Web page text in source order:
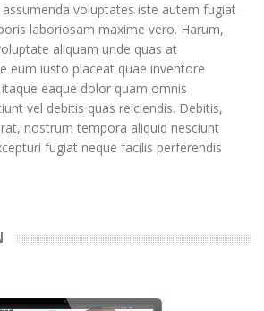
voluptates iste autem fugiat
laboriosam maxime vero. Harum,
aliquam unde quas at
eum iusto placeat quae inventore
eaque dolor quam omnis
vel debitis quas reiciendis. Debitis,
nostrum tempora aliquid nesciunt
fugiat neque facilis perferendis